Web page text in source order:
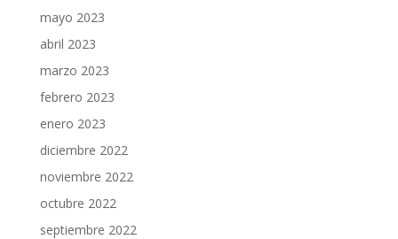
mayo 2023
abril 2023
marzo 2023
febrero 2023
enero 2023
diciembre 2022
noviembre 2022
octubre 2022
septiembre 2022